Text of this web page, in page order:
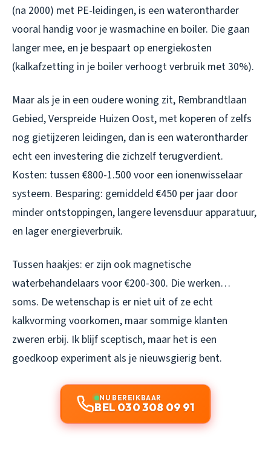
(na 2000) met PE-leidingen, is een waterontharder
vooral handig voor je wasmachine en boiler. Die gaan
langer mee, en je bespaart op energiekosten
(kalkafzetting in je boiler verhoogt verbruik met 30%).
Maar als je in een oudere woning zit, Rembrandtlaan
Gebied, Verspreide Huizen Oost, met koperen of zelfs
nog gietijzeren leidingen, dan is een waterontharder
echt een investering die zichzelf terugverdient.
Kosten: tussen €800-1.500 voor een ionenwisselaar
systeem. Besparing: gemiddeld €450 per jaar door
minder ontstoppingen, langere levensduur apparatuur,
en lager energieverbruik.
Tussen haakjes: er zijn ook magnetische
waterbehandelaars voor €200-300. Die werken…
soms. De wetenschap is er niet uit of ze echt
kalkvorming voorkomen, maar sommige klanten
zweren erbij. Ik blijf sceptisch, maar het is een
goedkoop experiment als je nieuwsgierig bent.
NU BEREIKBAAR
BEL 030 308 09 91